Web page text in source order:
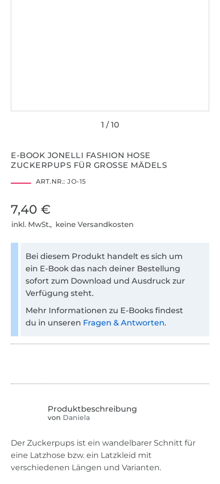
E-BOOK JONELLI FASHION HOSE
ZUCKERPUPS FÜR GROSSE MÄDELS
ART.NR.: JO-15
7,40 €
inkl. MwSt., keine Versandkosten
Bei diesem Produkt handelt es sich um
ein E-Book das nach deiner Bestellung
sofort zum Download und Ausdruck zur
Verfügung steht.
Mehr Informationen zu E-Books findest
du in unseren Fragen & Antworten.
von Daniela
Der Zuckerpups ist ein wandelbarer Schnitt für
eine Latzhose bzw. ein Latzkleid mit
verschiedenen Längen und Varianten.